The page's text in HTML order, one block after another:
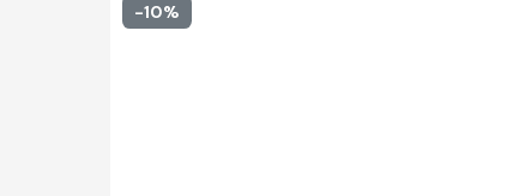
-10%